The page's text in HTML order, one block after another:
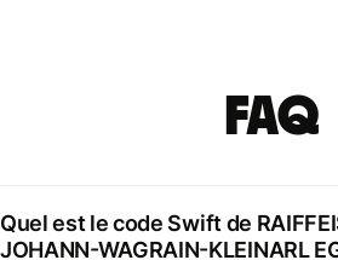
FAQ
Quel est le code Swift de
JOHANN-WAGRAIN-KLEINARL